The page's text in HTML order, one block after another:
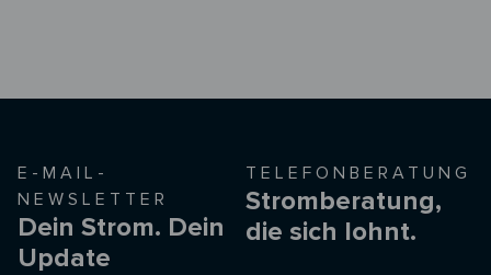
E-MAIL-
NEWSLETTER
Dein Strom. Dein
Update
TELEFONBERATUNG
Stromberatung,
die sich lohnt.